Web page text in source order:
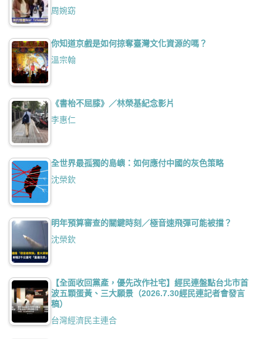
周婉窈
你知道京戲是如何掠奪臺灣文化資源的嗎？
溫宗翰
《書枱不屈膝》／林榮基紀念影片
李惠仁
全世界最孤獨的島嶼：如何應付中國的灰色策略
沈榮欽
明年預算審查的關鍵時刻／極音速飛彈可能被擋？
沈榮欽
【全面收回黨產，優先改作社宅】經民連盤點台北市首
波五顆蛋黃、三大願景（2026.7.30經民連記者會發言
稿）
台灣經濟民主連合